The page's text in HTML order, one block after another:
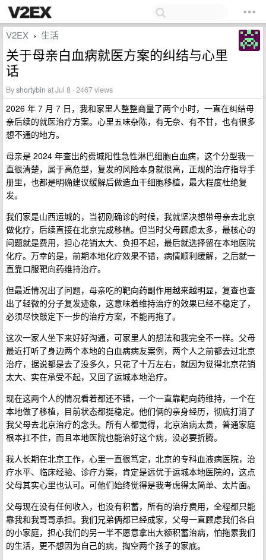
V2EX › 生活
关于母亲白血病就医方案的纠结与心里
话
Byshortybin at Jul 8 · 2467 views
2026 年 7 月 7 日，我和家里人整整商量了两个小时，一直在纠结母
亲后续的就医治疗方案。心里五味杂陈，有无奈、有不甘，也有很多
想不通的地方。
母亲是 2024 年查出的费城阳性急性淋巴细胞白血病，这个分型我一
直很清楚，属于高危型，复发的风险本身就很高，正规的治疗指导手
册里，也都是明确建议缓解后做造血干细胞移植，最大程度杜绝复
发。
我们家是山西运城的，当初刚确诊的时候，我就坚决想带母亲去北京
做化疗，后续直接在北京完成移植。但当时父母顾虑太多，最核心的
问题就是费用，担心花销太大、负担不起，最后就选择留在本地医院
化疗。万幸的是，前期本地化疗效果不错，病情顺利缓解，之后就一
直靠口服靶向药维持治疗。
但最近情况出了问题，母亲吃的靶向药副作用越来越明显，复查也查
出了轻微的分子复发迹象，这意味着维持治疗的效果已经不稳定了，
必须尽快敲定下一步的治疗方案，不能再拖了。
这次一家人坐下来好好沟通，可家里人的想法和我完全不一样。父母
最近打听了身边两个本地的白血病病友案例，两个人之前都去过北京
治疗，据说都是去了没多久，只花了十万左右，就因为觉得北京花销
太大、实在承受不起，又回了运城本地治疗。
现在这两个人的情况看着都还不错，一个一直靠靶向药维持，一个在
本地做了移植，目前状态都挺稳定。他们俩的亲身经历，彻底打消了
我父母去北京治疗的念头。所有人都觉得，北京治病太贵，普通家庭
根本扛不住，而且本地医院也能治好这个病，没必要折腾。
我人长期在北京工作，心里一直很笃定，北京的专科血液病医院，治
疗水平、临床经验、诊疗方案，肯定是远优于运城本地医院的，这点
父母其实心里也认可。可他们始终觉得是我考虑得太简单、太片面。
父母现在没有任何收入，也没有积蓄，所有的治疗费用，全程都只能
靠我和我哥哥承担。我们兄弟俩都已经成家，父母一直顾虑我们各自
的小家庭，担心我们的另一半不愿意拿出大额积蓄治病，怕拖累我们
的生活，更不想因为自己的病，掏空两个孩子的家底。